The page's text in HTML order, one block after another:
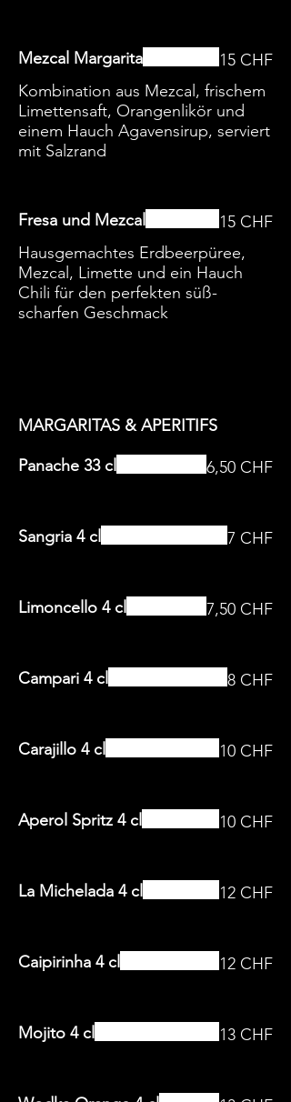
Mezcal Margarita
Kombination aus Mezcal, frischem
Limettensaft, Orangenlikör und
einem Hauch Agavensirup, serviert
mit Salzrand
15 CHF
Fresa und Mezcal
Hausgemachtes Erdbeerpüree,
Mezcal, Limette und ein Hauch
Chili für den perfekten süß-
scharfen Geschmack
15 CHF
MARGARITAS & APERITIFS
Panache 33 cl
6,50 CHF
Sangria 4 cl 7 CHF
Limoncello 4 cl 7,50 CHF
Campari 4 cl 8 CHF
Carajillo 4 cl 10 CHF
Aperol Spritz 4 cl 10 CHF
La Michelada 4 cl 12 CHF
Caipirinha 4 cl 12 CHF
Mojito 4 cl 13 CHF